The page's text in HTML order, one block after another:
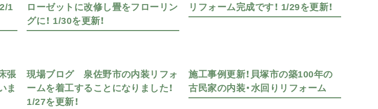
1
ローゼットに改修し畳をフローリン
グに！ 1/30を更新！
リフォーム完成です！ 1/29を更新！
張
ま
現場ブログ 泉佐野市の内装リフォ
ームを着工することになりました！
1/27を更新！
施工事例更新！貝塚市の築100年の
古民家の内装・水回りリフォーム